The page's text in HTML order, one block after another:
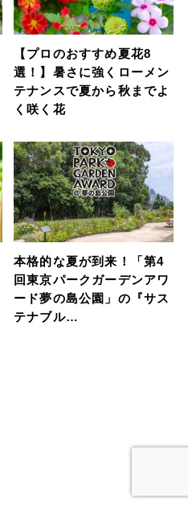
【プロのおすすめ夏花8
選！】暑さに強くローメン
テナンスで夏から秋までよ
く咲く花
本格的な夏が到来！「第4
回東京パークガーデンアワ
ード夢の島公園」の『サス
テナブル…